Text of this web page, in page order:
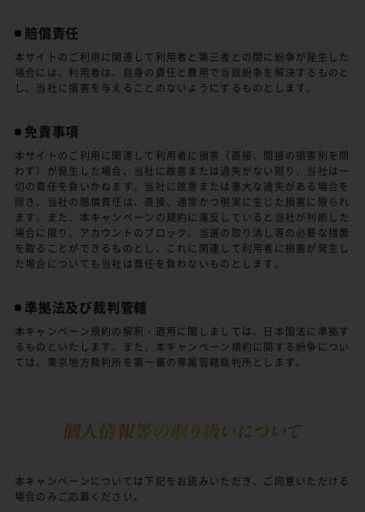
賠償責任
本サイトのご利用に関連して利用者と第三者との間に紛争が発生した
場合には、利用者は、自身の責任と費用で当該紛争を解決するものと
し、当社に損害を与えることのないようにするものとします。
免責事項
本サイトのご利用に関連して利用者に損害（直接、間接の損害別を問
わず）が発生した場合、当社に故意または過失がない限り、当社は一
切の責任を負いかねます。当社に故意または重大な過失がある場合を
除き、当社の賠償責任は、直接、通常かつ現実に生じた損害に限られ
ます。また、本キャンペーンの規約に違反していると当社が判断した
場合に限り、アカウントのブロック、当選の取り消し等の必要な措置
を取ることができるものとし、これに関連して利用者に損害が発生し
た場合についても当社は責任を負わないものとします。
準拠法及び裁判管轄
本キャンペーン規約の解釈・適用に関しましては、日本国法に準拠す
るものといたします。また、本キャンペーン規約に関する紛争につい
ては、東京地方裁判所を第一審の専属管轄裁判所とします。
本キャンペーンについては下記をお読みいただき、ご同意いただける
場合のみご応募ください。